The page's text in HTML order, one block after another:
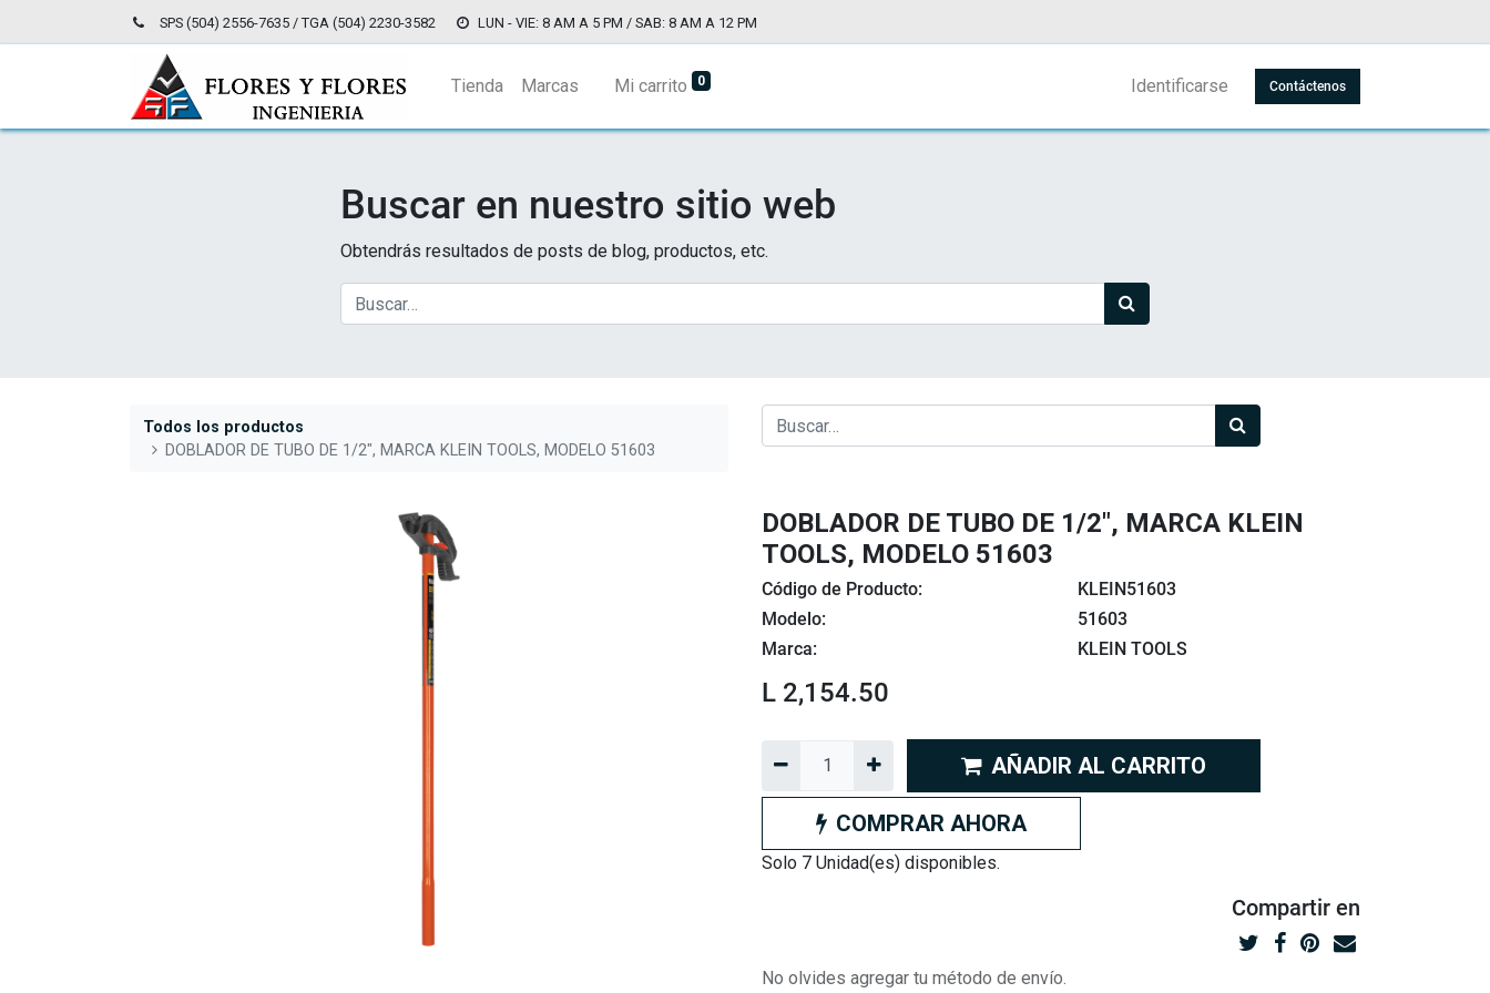
SPS (504) 2556-7635 / TGA (504) 2230-3582 LUN - VIE: 8 AM A 5 PM / SAB: 8 AM A 12 PM
Tienda Marcas Mi carrito 0 Identificarse Contáctenos
Buscar en nuestro sitio web
Obtendrás resultados de posts de blog, productos, etc.
Todos los productos
DOBLADOR DE TUBO DE 1/2", MARCA KLEIN TOOLS, MODELO 51603
DOBLADOR DE TUBO DE 1/2", MARCA KLEIN
TOOLS, MODELO 51603
Código de Producto:
KLEIN51603
Modelo:
51603
Marca:
KLEIN TOOLS
L 2,154.50
AÑADIR AL CARRITO
COMPRAR AHORA
Solo 7 Unidad(es) disponibles.
Compartir en
No olvides agregar tu método de envío.